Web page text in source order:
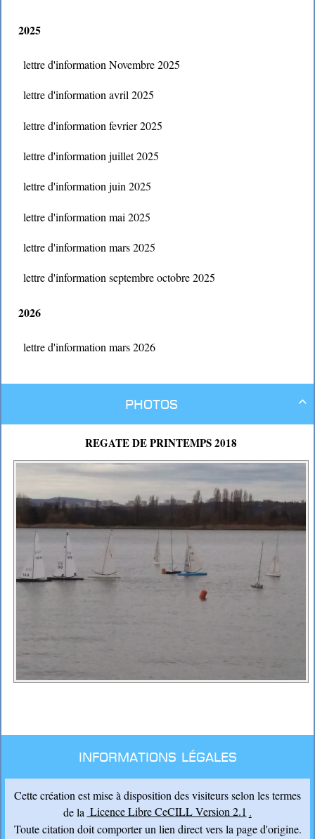
2025
lettre d'information Novembre 2025
lettre d'information avril 2025
lettre d'information fevrier 2025
lettre d'information juillet 2025
lettre d'information juin 2025
lettre d'information mai 2025
lettre d'information mars 2025
lettre d'information septembre octobre 2025
2026
lettre d'information mars 2026

Photos
REGATE DE PRINTEMPS 2018
Informations légales
Cette création est mise à disposition des visiteurs selon les termes
de la Licence Libre CeCILL Version 2.1 .
Toute citation doit comporter un lien direct vers la page d'origine.